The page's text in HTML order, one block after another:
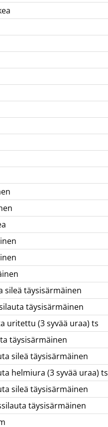
sileä täysisärmäinen
täysisärmäinen
uritettu (3 syvää uraa) ts
täysisärmäinen
sileä täysisärmäinen
helmiura (3 syvää uraa) ts
sileä täysisärmäinen
täysisärmäinen